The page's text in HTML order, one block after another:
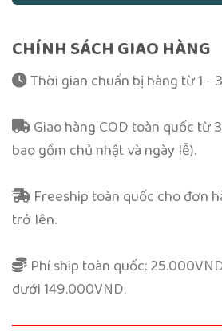
CHÍNH SÁCH GIAO HÀNG
Thời gian chuẩn bị hàng từ 1 -
Giao hàng COD toàn quốc từ
bao gồm chủ nhật và ngày lễ).
Freeship toàn quốc cho đơn
trở lên.
Phí ship toàn quốc:
dưới 149.000VND.